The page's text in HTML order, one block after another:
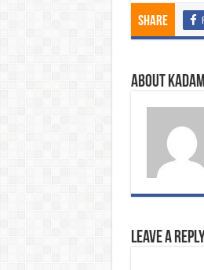
Share
About Kadam
Leave a Reply